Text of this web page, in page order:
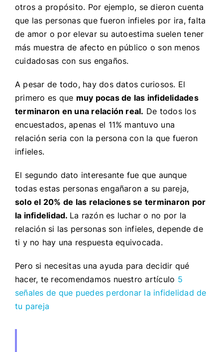
otros a propósito. Por ejemplo, se dieron cuenta
que las personas que fueron infieles por ira, falta
de amor o por elevar su autoestima suelen tener
más muestra de afecto en público o son menos
cuidadosas con sus engaños.
A pesar de todo, hay dos datos curiosos. El
primero es que muy pocas de las infidelidades
terminaron en una relación real. De todos los
encuestados, apenas el 11% mantuvo una
relación seria con la persona con la que fueron
infieles.
El segundo dato interesante fue que aunque
todas estas personas engañaron a su pareja,
solo el 20% de las relaciones se terminaron por
la infidelidad. La razón es luchar o no por la
relación si las personas son infieles, depende de
ti y no hay una respuesta equivocada.
Pero si necesitas una ayuda para decidir qué
hacer, te recomendamos nuestro artículo 5
señales de que puedes perdonar la infidelidad de
tu pareja